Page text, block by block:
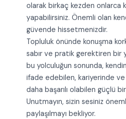
olarak birkaç kezden onlarca
yapabilirsiniz. Önemli olan
güvende hissetmenizdir.
Topluluk önünde konuşma
sabır ve pratik gerektiren bir
bu yolculuğun sonunda,
ifade edebilen, kariyerinde ve
daha başarılı olabilen güçlü
Unutmayın, sizin sesiniz
paylaşılmayı bekliyor.